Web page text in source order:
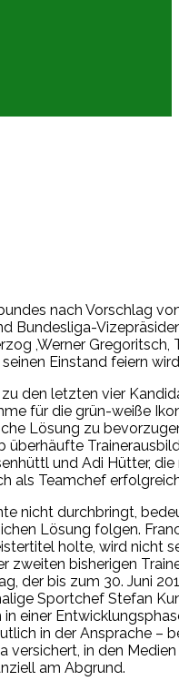
nach Vorschlag
Bundesliga-
,Werner Gregoritsch,
Einstand feiern
den letzten vier
für die grün-weiße
Lösung zu
überhäufte
und Adi Hütter,
als Teamchef
nicht durchbringt,
Lösung folgen.
holte, wird nicht
zweiten bisherigen
der bis zum 30. Juni
Sportchef Stefan
einer
in der Ansprache –
versichert, in den Medien
am Abgrund.